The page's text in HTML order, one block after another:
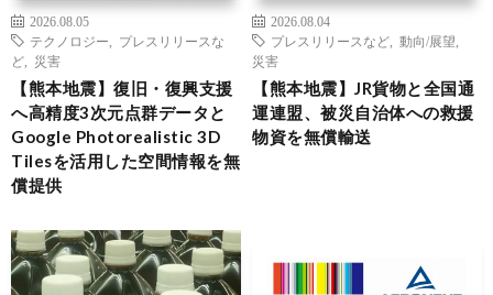
2026.08.05
テクノロジー
プレスリリースな
ど
災害
【熊本地震】復旧・復興支援
へ高精度3次元点群データと
Google Photorealistic 3D
Tilesを活用した空間情報を無
償提供
2026.08.04
プレスリリースなど
動向/展望
災害
【熊本地震】JR貨物と全国通
運連盟、被災自治体への救援
物資を無償輸送